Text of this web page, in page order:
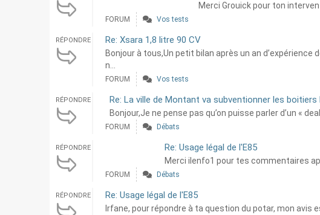
Merci Grouick pour ton
FORUM Vos tests
RÉPONDRE Re: Xsara 1,8 litre 90 CV
Bonjour à tous,Un petit bilan après un an d’expérience
n...
FORUM Vos tests
RÉPONDRE Re: La ville de Montant va subventionner les boitiers
Bonjour,Je ne pense pas qu’on puisse parler d’un «
FORUM Débats
RÉPONDRE Re: Usage légal de l'E85
Merci ilenfo1 pour tes commentaires
FORUM Débats
RÉPONDRE Re: Usage légal de l'E85
Irfane, pour répondre à ta question du potar, mon avis